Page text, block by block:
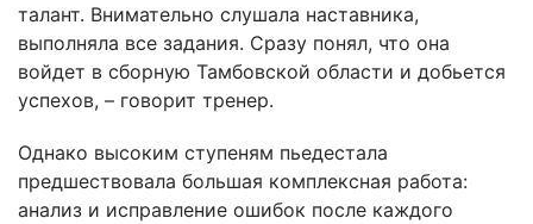
талант. Внимательно слушала наставника,
выполняла все задания. Сразу понял, что она
войдет в сборную Тамбовской области и добьется
успехов, – говорит тренер.
Однако высоким ступеням пьедестала
предшествовала большая комплексная работа:
анализ и исправление ошибок после каждого